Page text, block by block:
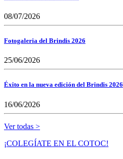
08/07/2026
Fotogaleria del Brindis 2026
25/06/2026
Éxito en la nueva edición del Brindis 2026
16/06/2026
Ver todas >
¡COLEGÍATE EN EL COTOC!